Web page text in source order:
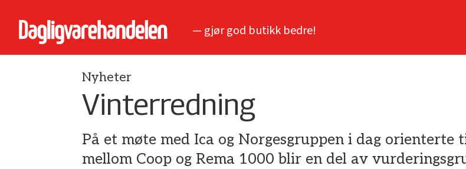
— gjør god butikk bedre!
Nyheter
Vinterredning
På et møte med Ica og Norgesgruppen i dag
mellom Coop og Rema 1000 blir en del av